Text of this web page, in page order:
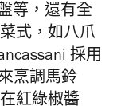
等， 還有全
式， 如八爪
採用
烹調馬鈴
紅綠椒醬